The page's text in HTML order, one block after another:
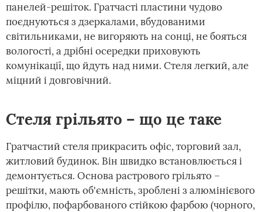
панелей-решіток. Гратчасті пластини чудово
поєднуються з дзеркалами, вбудованими
світильниками, не вигоряють на сонці, не бояться
вологості, а дрібні осередки приховують
комунікації, що йдуть над ними. Стеля легкий, але
міцний і довговічний.
Стеля грільято – що це таке
Гратчастий стеля прикрасить офіс, торговий зал,
житловий будинок. Він швидко встановлюється і
демонтується. Основа растрового грільято –
решітки, мають об'ємність, зроблені з алюмінієвого
профілю, пофарбованого стійкою фарбою (чорного,